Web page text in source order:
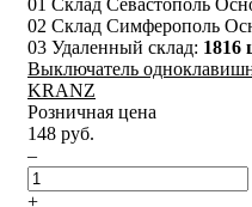
02 Склад Симферополь
03 Удаленный склад: 1816
Выключатель
KRANZ
Розничная цена
148 руб.
–
+